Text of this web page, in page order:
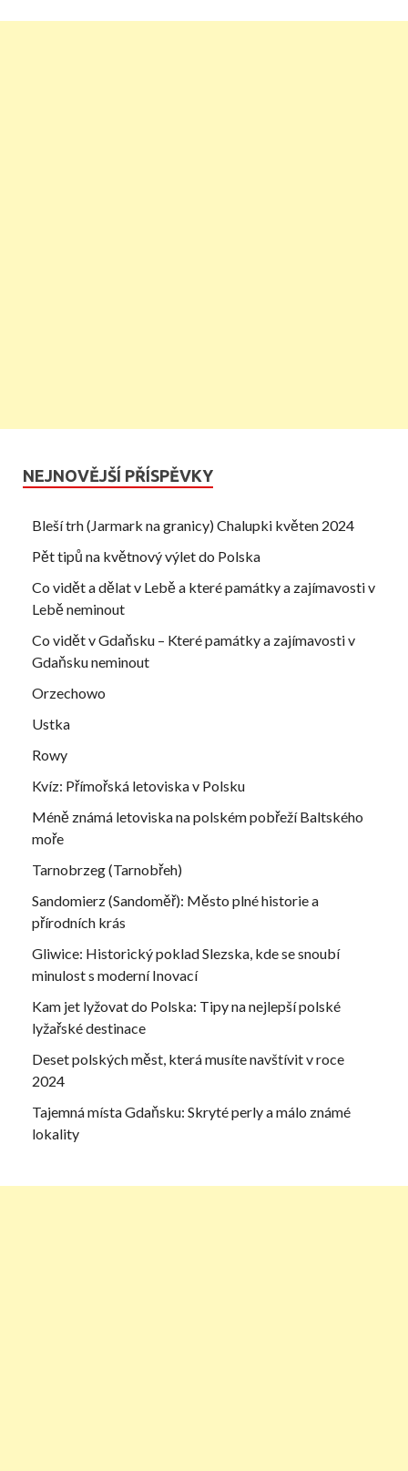
NEJNOVĚJŠÍ PŘÍSPĚVKY
Bleší trh (Jarmark na granicy) Chalupki květen 2024
Pět tipů na květnový výlet do Polska
Co vidět a dělat v Lebě a které památky a zajímavosti v
Lebě neminout
Co vidět v Gdaňsku – Které památky a zajímavosti v
Gdaňsku neminout
Orzechowo
Ustka
Rowy
Kvíz: Přímořská letoviska v Polsku
Méně známá letoviska na polském pobřeží Baltského
moře
Tarnobrzeg (Tarnobřeh)
Sandomierz (Sandoměř): Město plné historie a
přírodních krás
Gliwice: Historický poklad Slezska, kde se snoubí
minulost s moderní Inovací
Kam jet lyžovat do Polska: Tipy na nejlepší polské
lyžařské destinace
Deset polských měst, která musíte navštívit v roce
2024
Tajemná místa Gdaňsku: Skryté perly a málo známé
lokality